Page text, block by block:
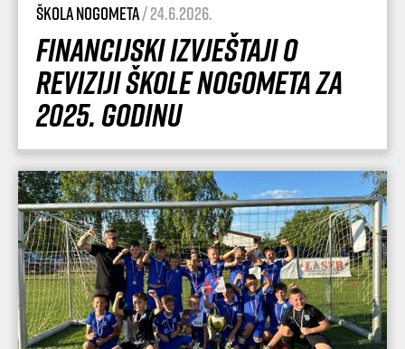
Škola nogometa/ 24.6.2026.
Financijski izvještaji o
reviziji Škole nogometa za
2025. godinu